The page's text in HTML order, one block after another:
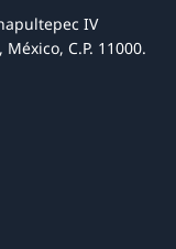
IV
C.P. 11000.